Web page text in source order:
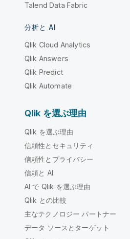
Talend Data Fabric
分析と AI
Qlik Cloud Analytics
Qlik Answers
Qlik Predict
Qlik Automate
Qlik を選ぶ理由
Qlik を選ぶ理由
信頼性とセキュリティ
信頼性とプライバシー
信頼と AI
AI で Qlik を選ぶ理由
Qlik との比較
主なテクノロジー パートナー
データ ソースとターゲット